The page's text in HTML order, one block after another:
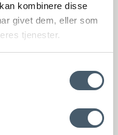
kombinere disse
givet dem, eller som
tjenester.
vårt nyhetsbrev. *Din rabatt
varor eller produkter från
godkänner du att få vårt